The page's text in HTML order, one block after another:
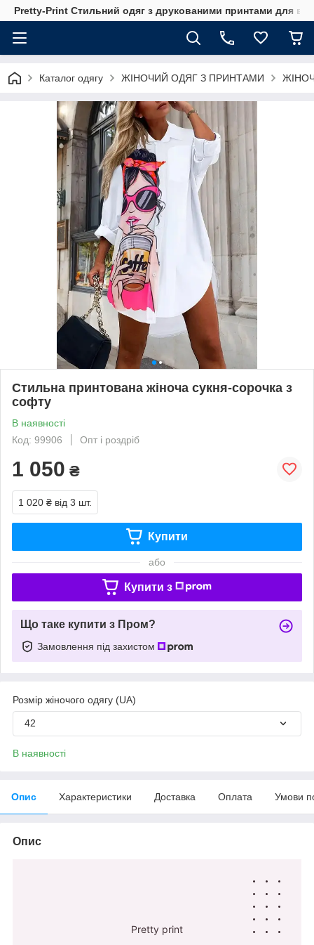
Pretty-Print Стильний одяг з друкованими принтами для
Каталог одягу ЖІНОЧИЙ ОДЯГ З ПРИНТАМИ
Стильна принтована жіноча сукня-сорочка з
софту
В наявності
Код: 99906
Опт і роздріб
1 050 ₴
1 020 ₴ від 3 шт.
Купити
або
Купити з
Що таке купити з Пром?
Замовлення під захистом
Розмір жіночого одягу (UA)
42
В наявності
Опис Характеристики Доставка Оплата Умови
Опис
Pretty print